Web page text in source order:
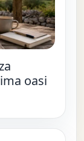
oasi